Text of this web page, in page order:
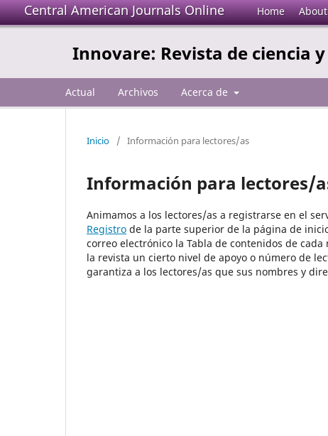
Central American Journals Online Home About
Innovare: Revista de ciencia
Actual Archivos Acerca de
Inicio / Información para lectores/as
Información para lectores/
Animamos a los lectores/as a registrarse en el
Registro de la parte superior de la página de
correo electrónico la Tabla de contenidos de
la revista un cierto nivel de apoyo o número de
garantiza a los lectores/as que sus nombres y